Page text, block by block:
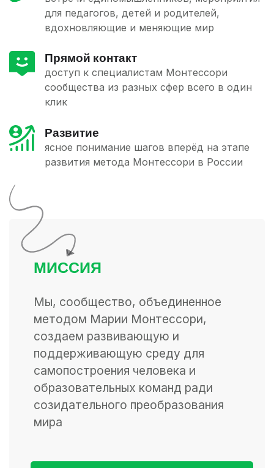
для педагогов, детей и родителей,
вдохновляющие и меняющие мир
Прямой контакт
доступ к специалистам Монтессори
сообщества из разных сфер всего в один
клик
Развитие
ясное понимание шагов вперёд на этапе
развития метода Монтессори в России
МИССИЯ
Мы, сообщество, объединенное
методом Марии Монтессори,
создаем развивающую и
поддерживающую среду для
самопостроения человека и
образовательных команд ради
созидательного преобразования
мира